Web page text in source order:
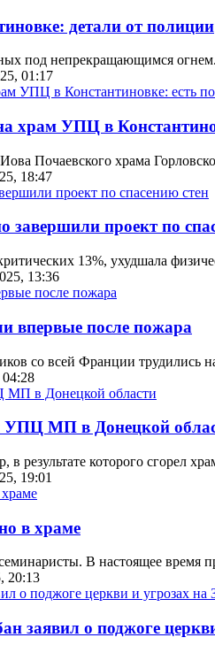
детали от полиции
под непрекращающимся
01:17
храм УПЦ в
Почаевского храма
18:47
проект по
13%, ухудшала
13:36
впервые после пожара
со всей Франции трудились
04:28
УПЦ МП в Донецкой
в результате которого сгорел
19:01
в храме
В настоящее время
20:13
заявил о поджоге